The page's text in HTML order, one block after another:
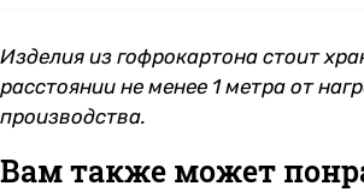
Изделия из гофрокартона стоит
расстоянии не менее 1 метра от
производства.
Вам также может